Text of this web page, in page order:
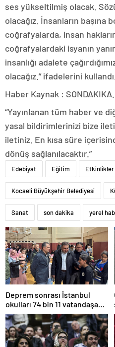
ses yükseltilmiş olacak.
olacağız. İnsanların başına
coğrafyalarda, insan
coğrafyalardaki isyanın
insanlığı adalete
olacağız.” ifadelerini kullandı.
Haber Kaynak :
“Yayınlanan tüm haber ve
yasal bildirimlerinizi bize
iletiniz. En kısa süre
dönüş sağlanılacaktır.”
Edebiyat Eğitim Etkinlikler
Kocaeli Büyükşehir Belediyesi
Sanat son dakika yerel
Deprem sonrası İstanbul
okulları 74 bin 11 vatandaşa
kapısını açtı